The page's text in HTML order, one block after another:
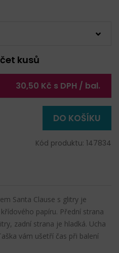
kusů
30,50 Kč s DPH / bal.
DO KOŠÍKU
Kód produktu: 147834
Santa Clause s glitry je
papíru. Přední strana
zadní strana je hladká. Ucha
vám ušetří čas při balení